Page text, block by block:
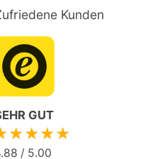
Kunden
GUT
/ 5.00